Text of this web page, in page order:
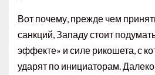
Вот почему, прежде чем
санкций, Западу стоит
эффекте» и силе рикошета, с
ударят по инициаторам.